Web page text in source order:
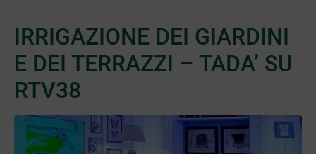
IRRIGAZIONE DEI GIARDINI
E DEI TERRAZZI – TADA’ SU
RTV38